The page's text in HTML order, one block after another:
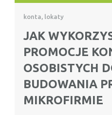
konta, lokaty
JAK
PROMOCJE
OSOBISTYCH
BUDOWANIA
MIKROFIRMIE